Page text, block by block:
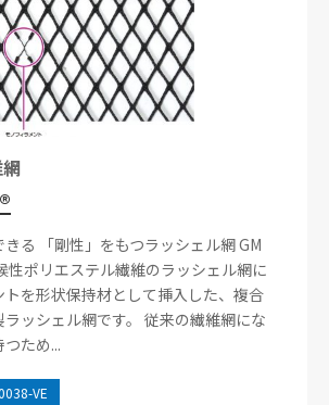
る 「剛性」をもつラッシェル網 GM
性ポリエステル繊維のラッシェル網に
トを形状保持材として挿入した、複合
ッシェル網です。 従来の繊維網にな
ため...
VE